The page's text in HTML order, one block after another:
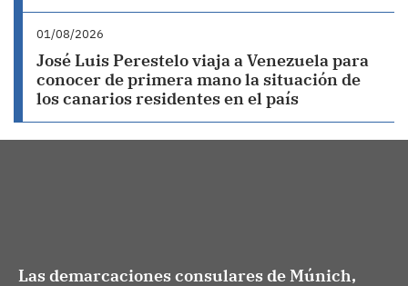
01/08/2026
José Luis Perestelo viaja a Venezuela para
conocer de primera mano la situación de
los canarios residentes en el país
Las demarcaciones consulares de Múnich,